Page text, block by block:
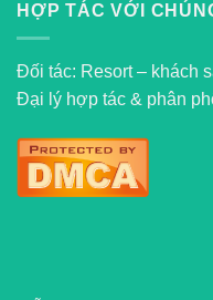
HỢP TÁC VỚI
Đối tác: Resort – khách
Đại lý hợp tác & phân